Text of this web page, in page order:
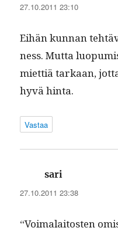
27.10.2011 23:10
Eihän kun­nan
ness. Mut­ta
miet­tiä tarkaan,
hyvä hinta.
Vastaa
sari
27.10.2011 23:38
“Voimalaitosten